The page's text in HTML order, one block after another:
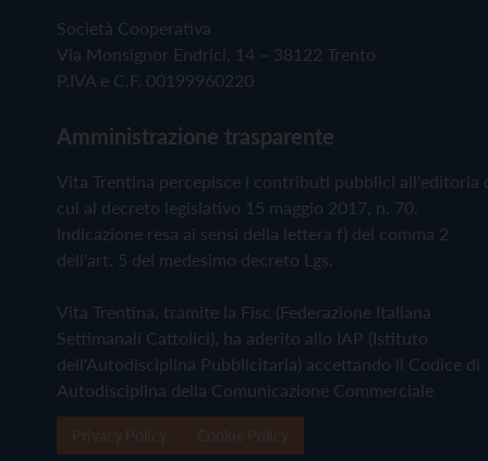
Società Cooperativa
Via Monsignor Endrici, 14 – 38122 Trento
P.IVA e C.F. 00199960220
Amministrazione trasparente
Vita Trentina percepisce i contributi pubblici all'editoria
cui al decreto legislativo 15 maggio 2017, n. 70.
Indicazione resa ai sensi della lettera f) del comma 2
dell'art. 5 del medesimo decreto Lgs.
Vita Trentina, tramite la Fisc (Federazione Italiana
Settimanali Cattolici), ha aderito allo IAP (Istituto
dell'Autodisciplina Pubblicitaria) accettando il Codice di
Autodisciplina della Comunicazione Commerciale